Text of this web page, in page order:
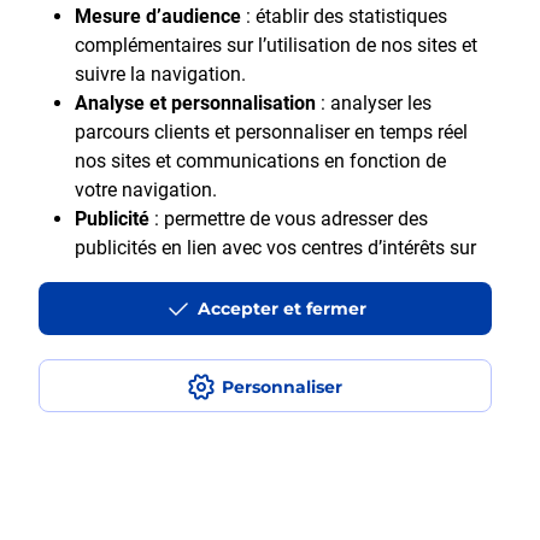
Mesure d’audience : établir des statistiques
complémentaires sur l’utilisation de nos sites et
suivre la navigation.
Analyse et personnalisation : analyser les
parcours clients et personnaliser en temps réel
nos sites et communications en fonction de
votre navigation.
Publicité : permettre de vous adresser des
publicités en lien avec vos centres d’intérêts sur
En cliquant sur "Accepter et fermer" vous acceptez
fermer" vous permet d'indiquer votre refus et seuls
les cookies nécessaires au fonctionnement du site
Personnaliser
Accepter et fermer
Motif Professionnel
Accessibilité : Partiellement accessible